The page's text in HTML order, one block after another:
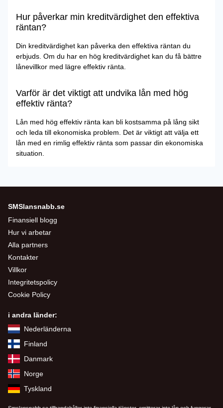
Hur påverkar min kreditvärdighet den effektiva
räntan?
Din kreditvärdighet kan påverka den effektiva räntan du
erbjuds. Om du har en hög kreditvärdighet kan du få bättre
lånevillkor med lägre effektiv ränta.
Varför är det viktigt att undvika lån med hög
effektiv ränta?
Lån med hög effektiv ränta kan bli kostsamma på lång sikt
och leda till ekonomiska problem. Det är viktigt att välja ett
lån med en rimlig effektiv ränta som passar din ekonomiska
situation.
SMSlansnabb.se
Finansiell blogg
Hur vi arbetar
Alla partners
Kontakter
Villkor
Integritetspolicy
Cookie Policy
i andra länder:
Nederländerna
Finland
Danmark
Norge
Tyskland